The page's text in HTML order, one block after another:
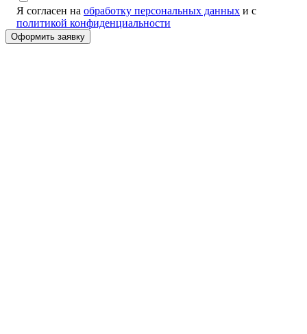
Я согласен на обработку персональных данных и с
политикой конфиденциальности